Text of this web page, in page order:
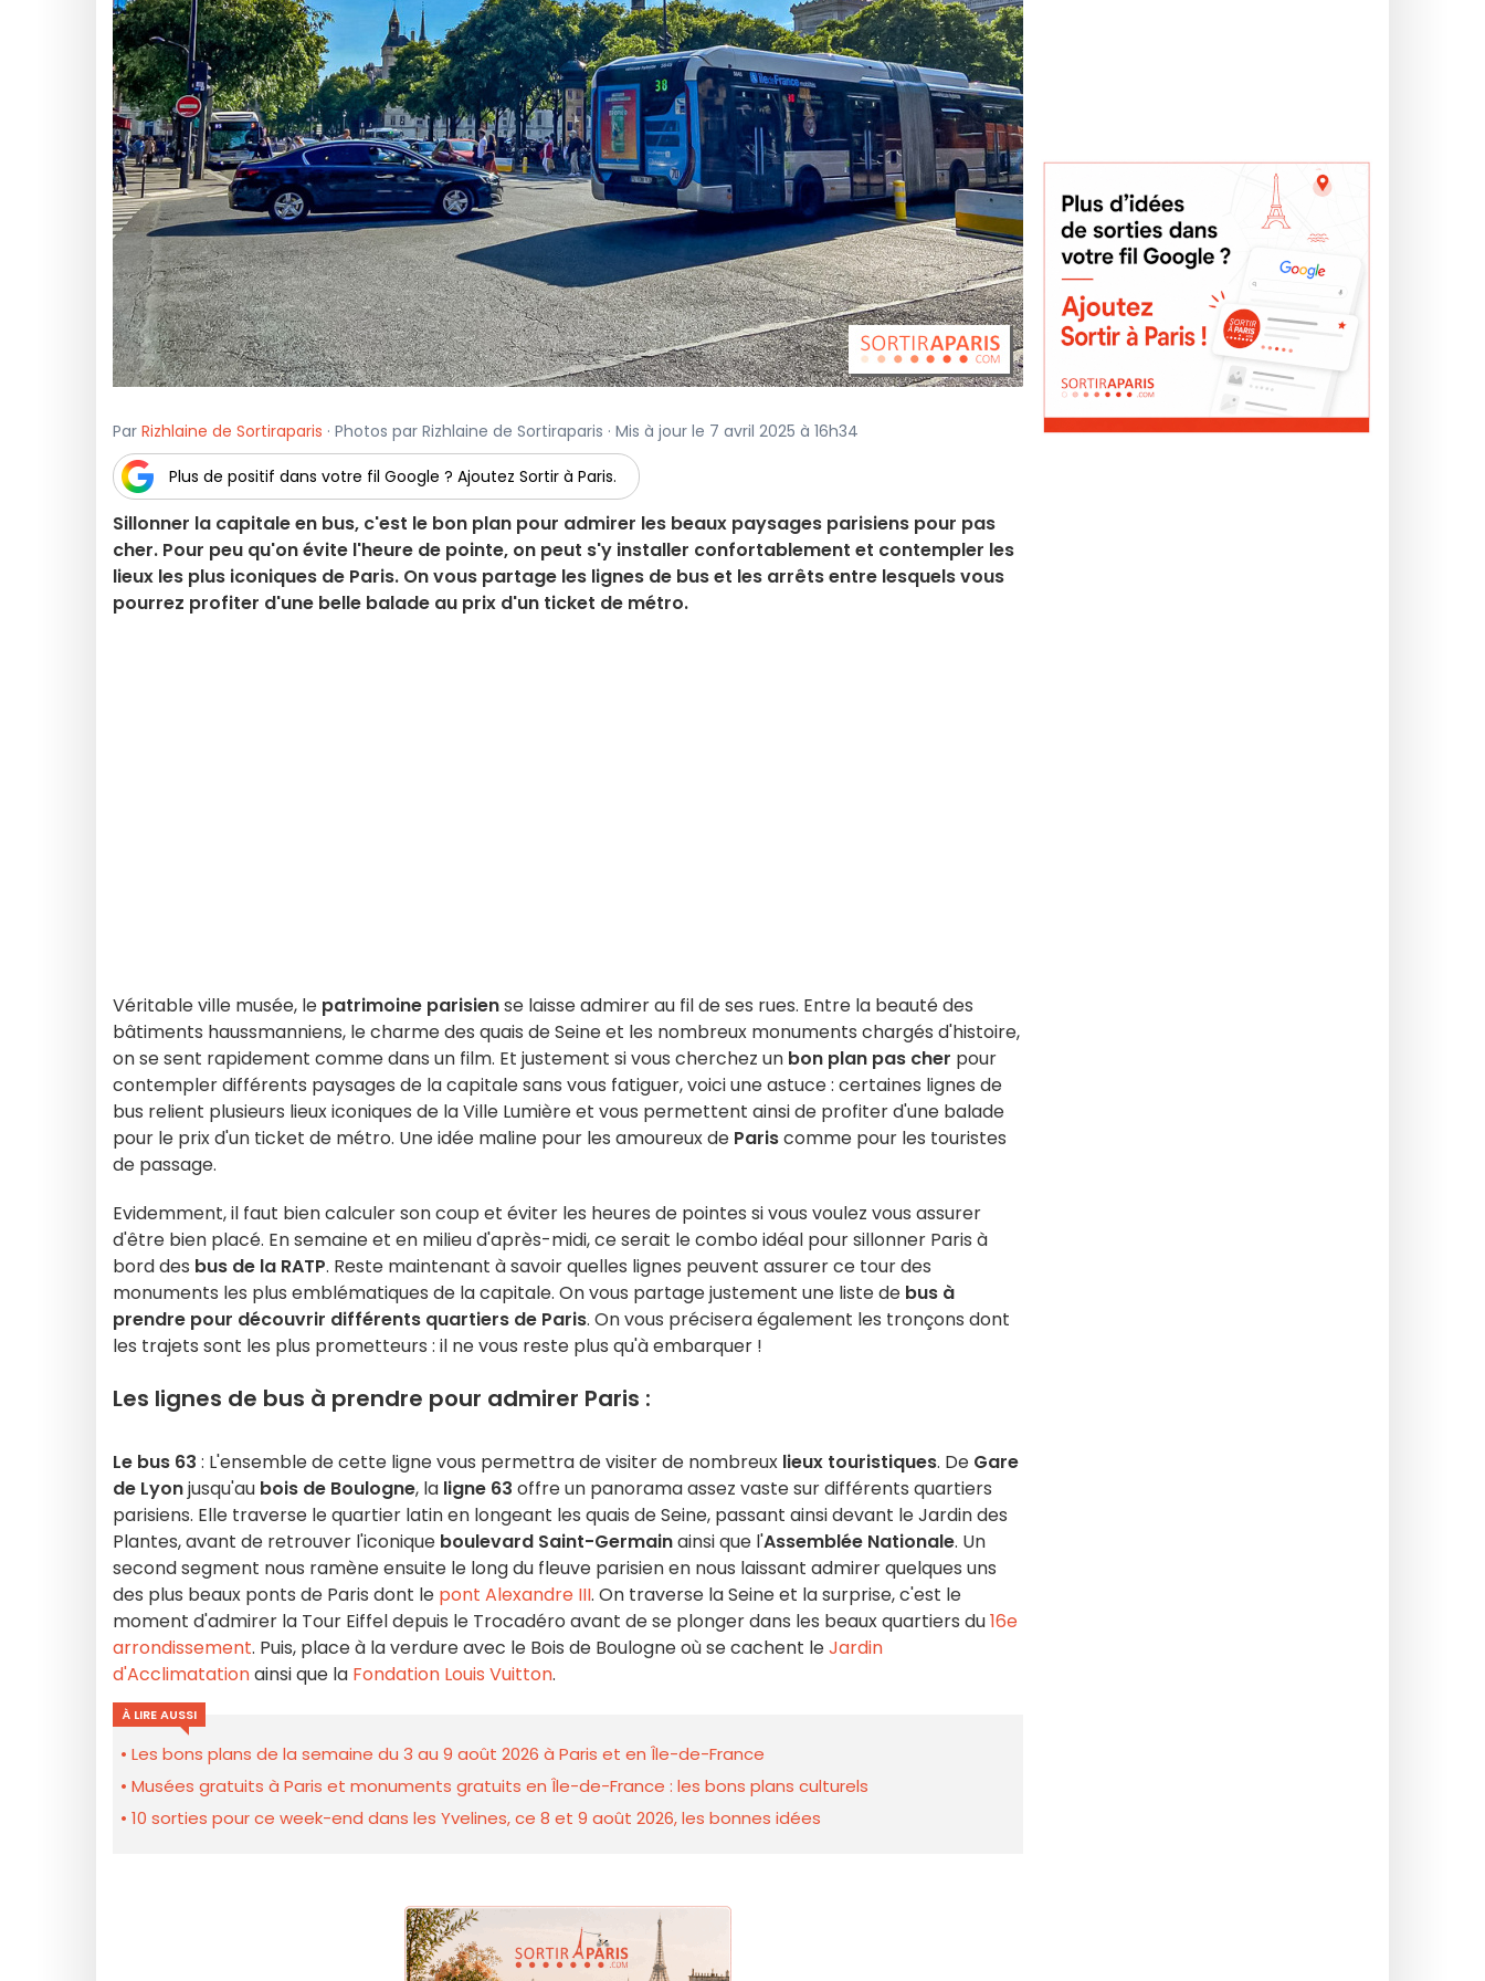
Par Rizhlaine de Sortiraparis · Photos par Rizhlaine de Sortiraparis · Mis à jour le 7 avril 2025 à 16h34
Plus de positif dans votre fil Google ? Ajoutez Sortir à Paris.
Sillonner la capitale en bus, c'est le bon plan pour admirer les beaux paysages parisiens pour pas
cher. Pour peu qu'on évite l'heure de pointe, on peut s'y installer confortablement et contempler les
lieux les plus iconiques de Paris. On vous partage les lignes de bus et les arrêts entre lesquels vous
pourrez profiter d'une belle balade au prix d'un ticket de métro.
Véritable ville musée, le patrimoine parisiense laisse admirer au fil de ses rues. Entre la beauté des
bâtiments haussmanniens, le charme des quais de Seine et les nombreux monuments chargés d'histoire,
on se sent rapidement comme dans un film. Et justement si vous cherchez un bon plan pas cher pour
contempler différents paysages de la capitale sans vous fatiguer, voici une astuce : certaines lignes de
bus relient plusieurs lieux iconiques de la Ville Lumière et vous permettent ainsi de profiter d'une balade
pour le prix d'un ticket de métro. Une idée maline pour les amoureux de Pariscomme pour les touristes
de passage.
Evidemment, il faut bien calculer son coup et éviter les heures de pointes si vous voulez vous assurer
d'être bien placé. En semaine et en milieu d'après-midi, ce serait le combo idéal pour sillonner Paris à
bord des bus de la RATP. Reste maintenant à savoir quelles lignes peuvent assurer ce tour des
monuments les plus emblématiques de la capitale. On vous partage justement une liste de bus à
prendre pour découvrir différents quartiers de Paris. On vous précisera également les tronçons dont
les trajets sont les plus prometteurs : il ne vous reste plus qu'à embarquer !
Les lignes de bus à prendre pour admirer Paris :
Le bus 63 : L'ensemble de cette ligne vous permettra de visiter de nombreux lieux touristiques. De Gare
de Lyonjusqu'au bois de Boulogne, la ligne 63 offre un panorama assez vaste sur différents quartiers
parisiens. Elle traverse le quartier latin en longeant les quais de Seine, passant ainsi devant le Jardin des
Plantes, avant de retrouver l'iconique boulevard Saint-Germainainsi que l'Assemblée Nationale. Un
second segment nous ramène ensuite le long du fleuve parisien en nous laissant admirer quelques uns
des plus beaux ponts de Paris dont le pont Alexandre III. On traverse la Seine et la surprise, c'est le
moment d'admirer la Tour Eiffel depuis le Trocadéro avant de se plonger dans les beaux quartiers du16e
arrondissement. Puis, place à la verdure avec le Bois de Boulogne où se cachent leJardin
d'Acclimatationainsi que la Fondation Louis Vuitton.
À LIRE AUSSI
Les bons plans de la semaine du 3 au 9 août 2026 à Paris et en Île-de-France
Musées gratuits à Paris et monuments gratuits en Île-de-France : les bons plans culturels
10 sorties pour ce week-end dans les Yvelines, ce 8 et 9 août 2026, les bonnes idées